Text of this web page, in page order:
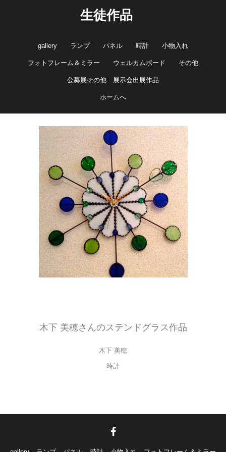
生徒作品
gallery ランプ パネル 時計 小物入れ
フォトフレーム＆ミラー ウェルカムボード その他
公募展その他 展示会出展作品
ホームへ
木下 美穂さんのステンドグラス作品
木下 美穂
時計